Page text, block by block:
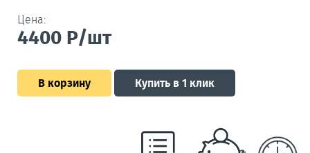
Цена:
4400 Р/шт
В корзину Купить в 1 клик